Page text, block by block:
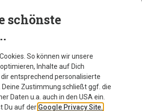
schönste
So können wir unsere
Inhalte auf Dich
entsprechend personalisierte
Zustimmung schließt ggf. die
Daten u.a. auch in den USA ein.
Du auf der Google Privacy Site.